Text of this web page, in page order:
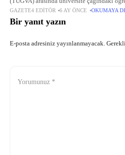
sorunlara yönelik farkındalık
Akademisi İş Birliği Protokolü” imzalandı.
GAZETE4 EDITÖR 6 AY ÖNCE OKUMAYA
Bir yanıt yazın
E-posta adresiniz yayınlanmayacak.